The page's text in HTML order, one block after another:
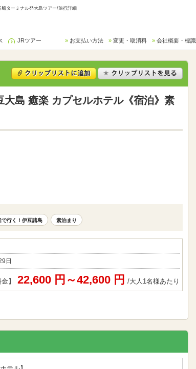
ターミナル発大島ツアー/旅行詳細
JRツアー お支払い方法 変更・取消料 会社概要・標識
島 癒楽 カプセルホテル《宿泊》素
で行く！伊豆諸島 素泊まり
日
】 22,600 円～42,600 円 /大人1名様あたり